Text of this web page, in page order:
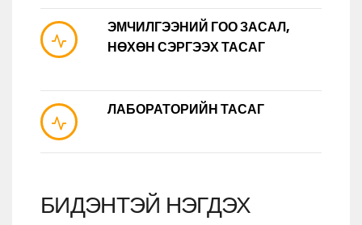
ЭМЧИЛГЭЭНИЙ ГОО ЗАСАЛ,
НӨХӨН СЭРГЭЭХ ТАСАГ
ЛАБОРАТОРИЙН ТАСАГ
БИДЭНТЭЙ НЭГДЭХ